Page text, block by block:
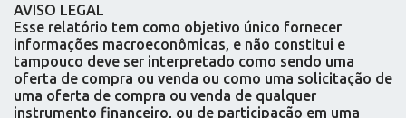
AVISO LEGAL
Esse relatório tem como objetivo único fornecer
informações macroeconômicas, e não constitui e
tampouco deve ser interpretado como sendo uma
oferta de compra ou venda ou como uma solicitação de
uma oferta de compra ou venda de qualquer
instrumento financeiro, ou de participação em uma